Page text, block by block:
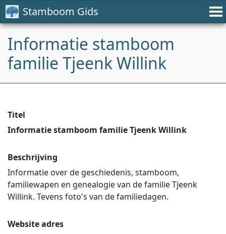
Stamboom Gids
Informatie stamboom
familie Tjeenk Willink
Titel
Informatie stamboom familie Tjeenk Willink
Beschrijving
Informatie over de geschiedenis, stamboom,
familiewapen en genealogie van de familie Tjeenk
Willink. Tevens foto's van de familiedagen.
Website adres